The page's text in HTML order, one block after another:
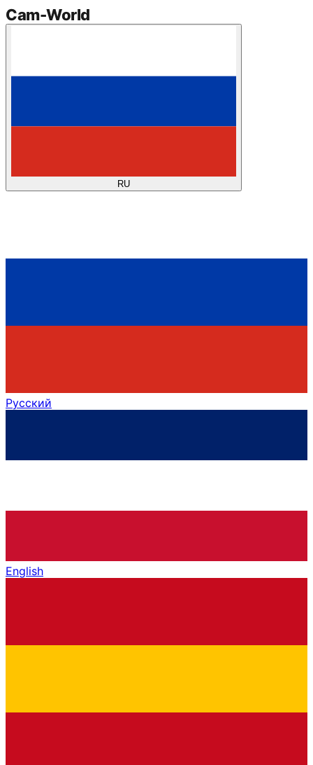
Cam-World
RU
Русский
English